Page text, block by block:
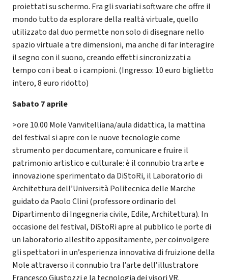
proiettati su schermo. Fra gli svariati software che offre il
mondo tutto da esplorare della realtà virtuale, quello
utilizzato dal duo permette non solo di disegnare nello
spazio virtuale a tre dimensioni, ma anche di far interagire
il segno con il suono, creando effetti sincronizzati a
tempo con i beat o i campioni. (Ingresso: 10 euro biglietto
intero, 8 euro ridotto)
Sabato 7 aprile
>ore 10.00 Mole Vanvitelliana/aula didattica, la mattina
del festival si apre con le nuove tecnologie come
strumento per documentare, comunicare e fruire il
patrimonio artistico e culturale: è il connubio tra arte e
innovazione sperimentato da DiStoRi, il Laboratorio di
Architettura dell’Università Politecnica delle Marche
guidato da Paolo Clini (professore ordinario del
Dipartimento di Ingegneria civile, Edile, Architettura). In
occasione del festival, DiStoRi apre al pubblico le porte di
un laboratorio allestito appositamente, per coinvolgere
gli spettatori in un’esperienza innovativa di fruizione della
Mole attraverso il connubio tra l’arte dell’illustratore